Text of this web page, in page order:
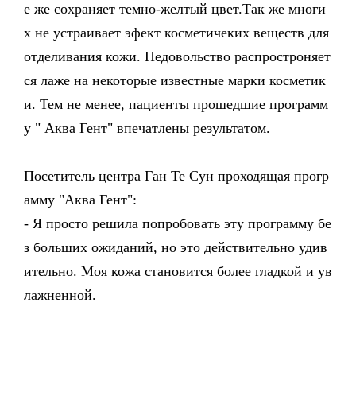
е же сохраняет темно-желтый цвет.Так же многи
х не устраивает эфект косметичеких веществ для
отделивания кожи. Недовольство распростроняет
ся лаже на некоторые известные марки косметик
и. Тем не менее, пациенты прошедшие программ
у " Аква Гент" впечатлены результатом.
Посетитель центра Ган Те Сун проходящая прогр
амму "Аква Гент":
- Я просто решила попробовать эту программу бе
з больших ожиданий, но это действительно удив
ительно. Моя кожа становится более гладкой и ув
лажненной.